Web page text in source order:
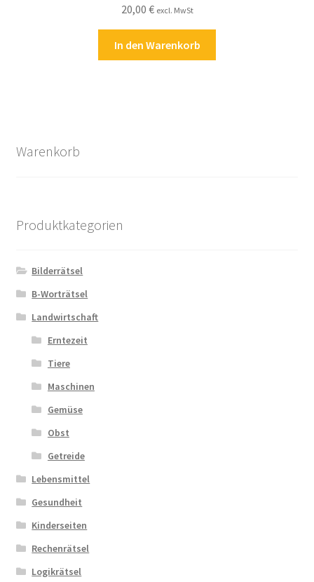
20,00 € excl. MwSt
In den Warenkorb
Warenkorb
Produktkategorien
Bilderrätsel
B-Worträtsel
Landwirtschaft
Erntezeit
Tiere
Maschinen
Gemüse
Obst
Getreide
Lebensmittel
Gesundheit
Kinderseiten
Rechenrätsel
Logikrätsel